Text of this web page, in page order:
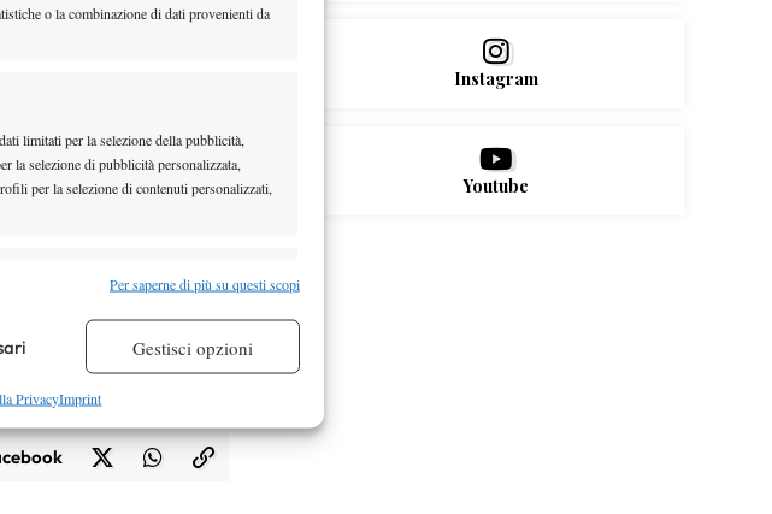
o la combinazione di dati provenienti da
limitati per la selezione della pubblicità,
la selezione di pubblicità personalizzata,
per la selezione di contenuti personalizzati,
errori,
e comunicare le
Sempre attivo
Per saperne di più su questi scopi
Gestisci opzioni
PrivacyImprint
Instagram
Youtube